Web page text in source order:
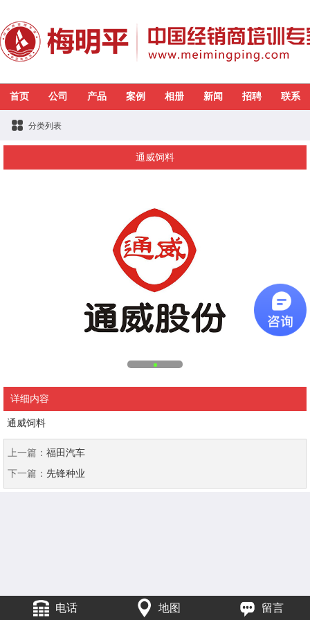
首页 公司 产品 案例 相册 新闻 招聘 联系
分类列表
通威饲料
详细内容
通威饲料
上一篇： 福田汽车
下一篇： 先锋种业
电话 地图 留言